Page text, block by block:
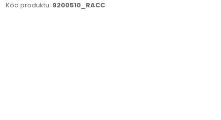
Kód produktu: 9200510_RACC